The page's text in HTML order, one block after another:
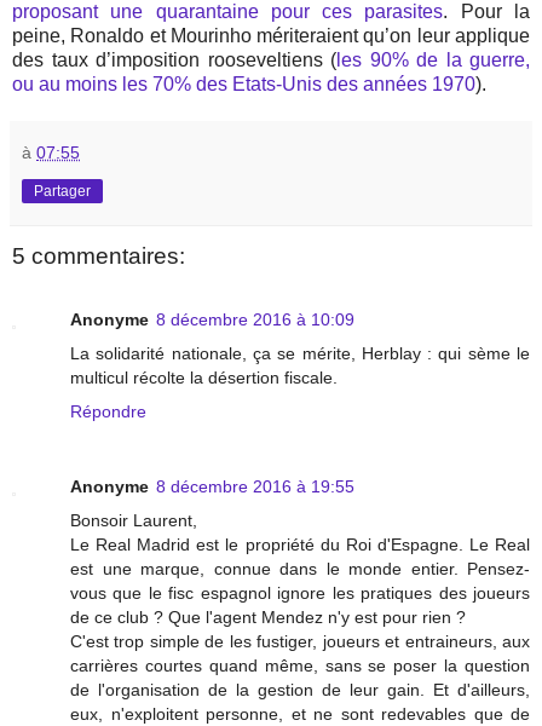
proposant une quarantaine pour ces parasites. Pour la
peine, Ronaldo et Mourinho mériteraient qu’on leur applique
des taux d’imposition rooseveltiens ( les 90% de la guerre,
ou au moins les 70% des Etats-Unis des années 1970).
à 07:55
Partager
5 commentaires:
Anonyme 8 décembre 2016 à 10:09
La solidarité nationale, ça se mérite, Herblay : qui sème le
multicul récolte la désertion fiscale.
Répondre
Anonyme 8 décembre 2016 à 19:55
Bonsoir Laurent,
Le Real Madrid est le propriété du Roi d'Espagne. Le Real
est une marque, connue dans le monde entier. Pensez-
vous que le fisc espagnol ignore les pratiques des joueurs
de ce club ? Que l'agent Mendez n'y est pour rien ?
C'est trop simple de les fustiger, joueurs et entraineurs, aux
carrières courtes quand même, sans se poser la question
de l'organisation de la gestion de leur gain. Et d'ailleurs,
eux, n'exploitent personne, et ne sont redevables que de